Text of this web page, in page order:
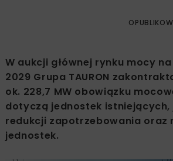
W aukcji głównej rynku mocy
2029 Grupa TAURON
ok. 228,7 MW obowiązku
dotyczą jednostek istniejących,
redukcji zapotrzebowania oraz
jednostek.